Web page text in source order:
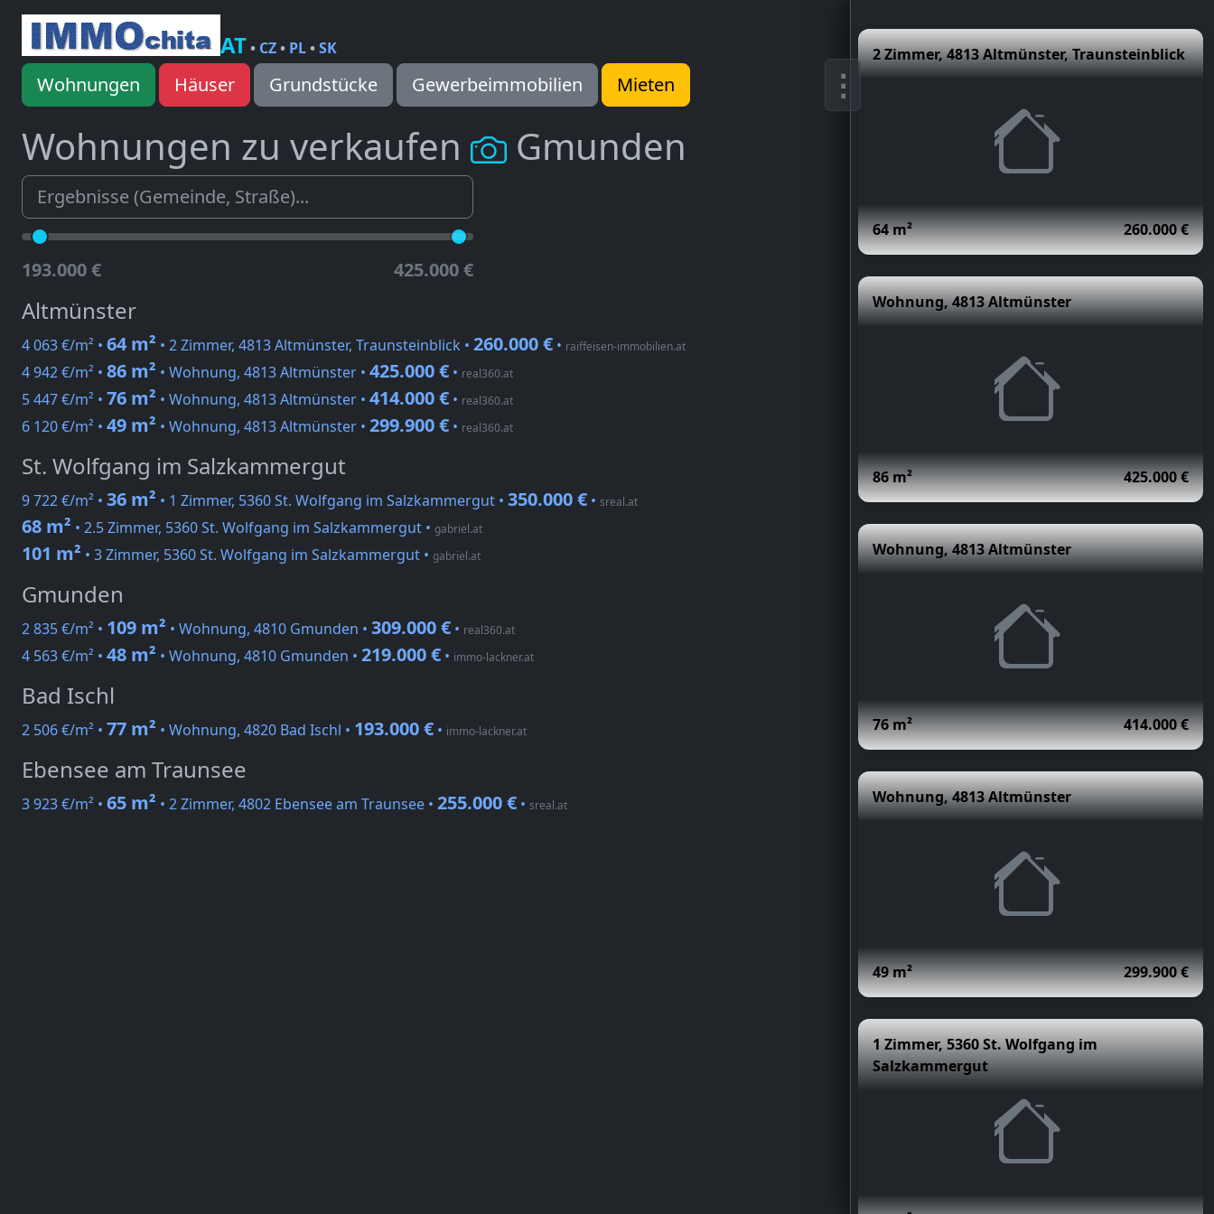
AT• CZ• PL•SK
Wohnungen Häuser Grundstücke Gewerbeimmobilien Mieten
Wohnungen zu verkaufen Gmunden
193.000 € 425.000 €
Altmünster
4 063 €/m² • 64 m² • 2 Zimmer, 4813 Altmünster, Traunsteinblick • 260.000 € • raiffeisen-immobilien.at
4 942 €/m² • 86 m² • Wohnung, 4813 Altmünster • 425.000 € • real360.at
5 447 €/m² • 76 m² • Wohnung, 4813 Altmünster • 414.000 € • real360.at
6 120 €/m² • 49 m² • Wohnung, 4813 Altmünster • 299.900 € • real360.at
St. Wolfgang im Salzkammergut
9 722 €/m² • 36 m² • 1 Zimmer, 5360 St. Wolfgang im Salzkammergut • 350.000 € • sreal.at
68 m² • 2.5 Zimmer, 5360 St. Wolfgang im Salzkammergut • gabriel.at
101 m² • 3 Zimmer, 5360 St. Wolfgang im Salzkammergut • gabriel.at
Gmunden
2 835 €/m² • 109 m² • Wohnung, 4810 Gmunden • 309.000 € • real360.at
4 563 €/m² • 48 m² • Wohnung, 4810 Gmunden • 219.000 € • immo-lackner.at
Bad Ischl
2 506 €/m² • 77 m² • Wohnung, 4820 Bad Ischl • 193.000 € • immo-lackner.at
Ebensee am Traunsee
3 923 €/m² • 65 m² • 2 Zimmer, 4802 Ebensee am Traunsee • 255.000 € • sreal.at